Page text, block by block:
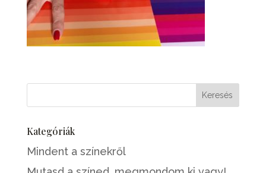
Kategóriák
Mindent a színekről